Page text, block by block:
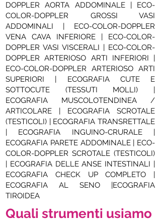
DOPPLER AORTA ADDOMINALE | ECO-
COLOR-DOPPLER GROSSI VASI
ADDOMINALI | ECO-COLOR-DOPPLER
VENA CAVA INFERIORE | ECO-COLOR-
DOPPLER VASI VISCERALI | ECO-COLOR-
DOPPLER ARTERIOSO ARTI INFERIORI |
ECO-COLOR-DOPPLER ARTERIOSO ARTI
SUPERIORI | ECOGRAFIA CUTE E
SOTTOCUTE (TESSUTI MOLLI) |
ECOGRAFIA MUSCOLOTENDINEA /
ARTICOLARE | ECOGRAFIA SCROTALE
(TESTICOLI) | ECOGRAFIA TRANSRETTALE
| ECOGRAFIA INGUINO-CRURALE |
ECOGRAFIA PARETE ADDOMINALE | ECO-
COLOR-DOPPLER SCROTALE (TESTICOLI)
| ECOGRAFIA DELLE ANSE INTESTINALI |
ECOGRAFIA CHECK UP COMPLETO |
ECOGRAFIA AL SENO |ECOGRAFIA
TIROIDEA
Quali strumenti usiamo